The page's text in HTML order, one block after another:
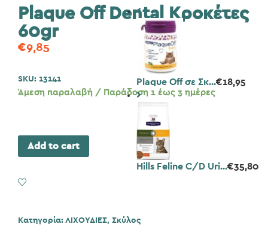
Plaque Off σε Σκ...€18,95
Hills Feline C/D Uri...€35,80
Plaque Off Dental Κροκέτες
60gr
€9,85
SKU: 13141
Άμεση παραλαβή / Παράδοση 1 έως 3 ημέρες
Add to cart
Κατηγορία: ΛΙΧΟΥΔΙΕΣ, Σκύλος